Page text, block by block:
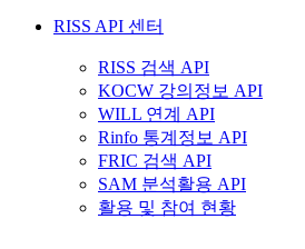
RISS API 센터
RISS 검색 API
KOCW 강의정보 API
WILL 연계 API
Rinfo 통계정보 API
FRIC 검색 API
SAM 분석활용 API
활용 및 참여 현황